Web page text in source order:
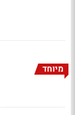
מיוחד